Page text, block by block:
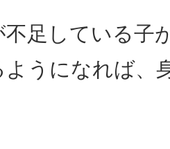
足している子
うになれば、